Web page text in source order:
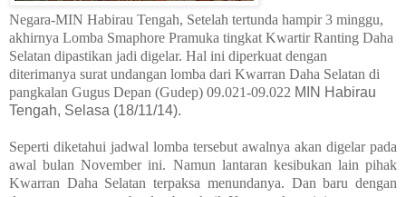
Negara-MIN Habirau Tengah, Setelah tertunda hampir 3 minggu,
akhirnya Lomba Smaphore Pramuka tingkat Kwartir Ranting Daha
Selatan dipastikan jadi digelar. Hal ini diperkuat dengan
diterimanya surat undangan lomba dari Kwarran Daha Selatan di
pangkalan Gugus Depan (Gudep) 09.021-09.022 MIN Habirau
Tengah, Selasa (18/11/14).
Seperti diketahui jadwal lomba tersebut awalnya akan digelar pada
awal bulan November ini. Namun lantaran kesibukan lain pihak
Kwarran Daha Selatan terpaksa menundanya. Dan baru dengan